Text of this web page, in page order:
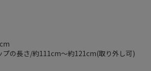
の長さ/約111cm～約121cm(取り外し可)